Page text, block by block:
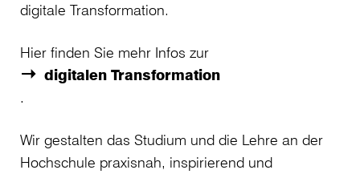
digitale Transformation.
Hier finden Sie mehr Infos zur
digitalen Transformation
.
Wir gestalten das Studium und die Lehre an der
Hochschule praxisnah, inspirierend und